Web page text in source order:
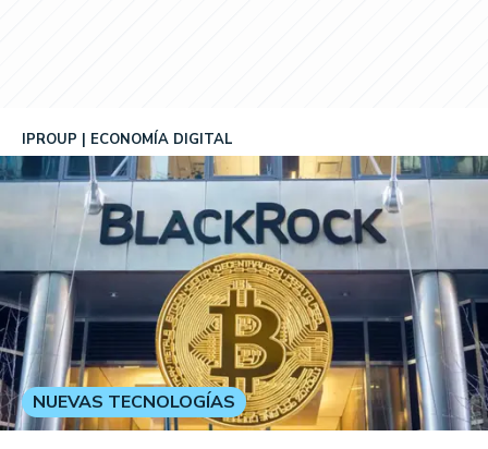
IPROUP ECONOMÍA DIGITAL
NUEVAS TECNOLOGÍAS